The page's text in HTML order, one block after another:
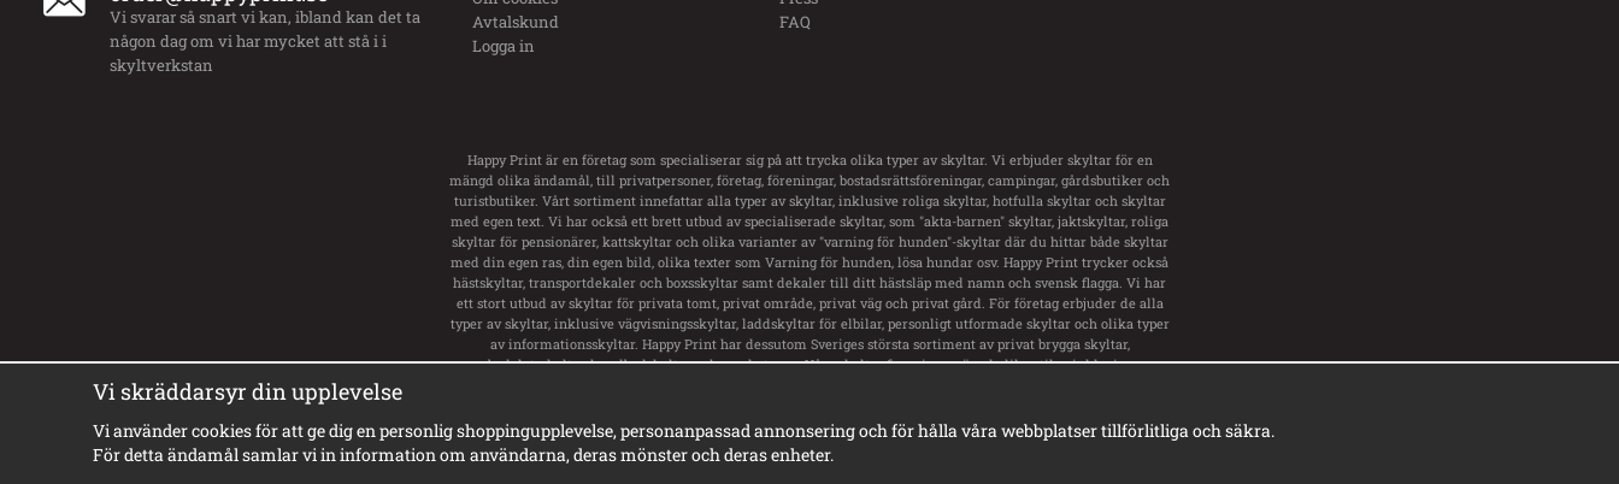
Vi svarar så snart vi kan, ibland kan det ta
någon dag om vi har mycket att stå i i
skyltverkstan
Avtalskund
Logga in
FAQ
Happy Print är en företag som specialiserar sig på att trycka olika typer av skyltar. Vi erbjuder skyltar för en
mängd olika ändamål, till privatpersoner, företag, föreningar, bostadsrättsföreningar, campingar, gårdsbutiker och
turistbutiker. Vårt sortiment innefattar alla typer av skyltar, inklusive roliga skyltar, hotfulla skyltar och skyltar
med egen text. Vi har också ett brett utbud av specialiserade skyltar, som "akta-barnen" skyltar, jaktskyltar, roliga
skyltar för pensionärer, kattskyltar och olika varianter av "varning för hunden"-skyltar där du hittar både skyltar
med din egen ras, din egen bild, olika texter som Varning för hunden, lösa hundar osv. Happy Print trycker också
hästskyltar, transportdekaler och boxsskyltar samt dekaler till ditt hästsläp med namn och svensk flagga. Vi har
ett stort utbud av skyltar för privata tomt, privat område, privat väg och privat gård. För företag erbjuder de alla
typer av skyltar, inklusive vägvisningsskyltar, laddskyltar för elbilar, personligt utformade skyltar och olika typer
av informationsskyltar. Happy Print har dessutom Sveriges största sortiment av privat brygga skyltar,
badplatsskyltar, hundbadskyltar och mycket mer. Våra skyltar finns i en mängd olika stilar, inklusive
Vi skräddarsyr din upplevelse
Vi använder cookies för att ge dig en personlig shoppingupplevelse, personanpassad annonsering och för hålla våra webbplatser tillförlitliga och säkra.
För detta ändamål samlar vi in information om användarna, deras mönster och deras enheter.